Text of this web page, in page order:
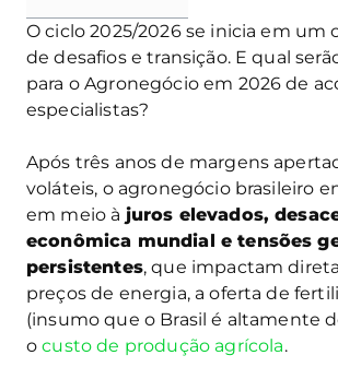
O ciclo 2025/2026 se inicia em um
de desafios e transição. E qual
para o Agronegócio em 2026 de
especialistas?
Após três anos de margens
voláteis, o agronegócio brasileiro
em meio à juros elevados,
econômica mundial e tensões
persistentes, que impactam
preços de energia, a oferta de
(insumo que o Brasil é altamente
ocusto de produção agrícola.